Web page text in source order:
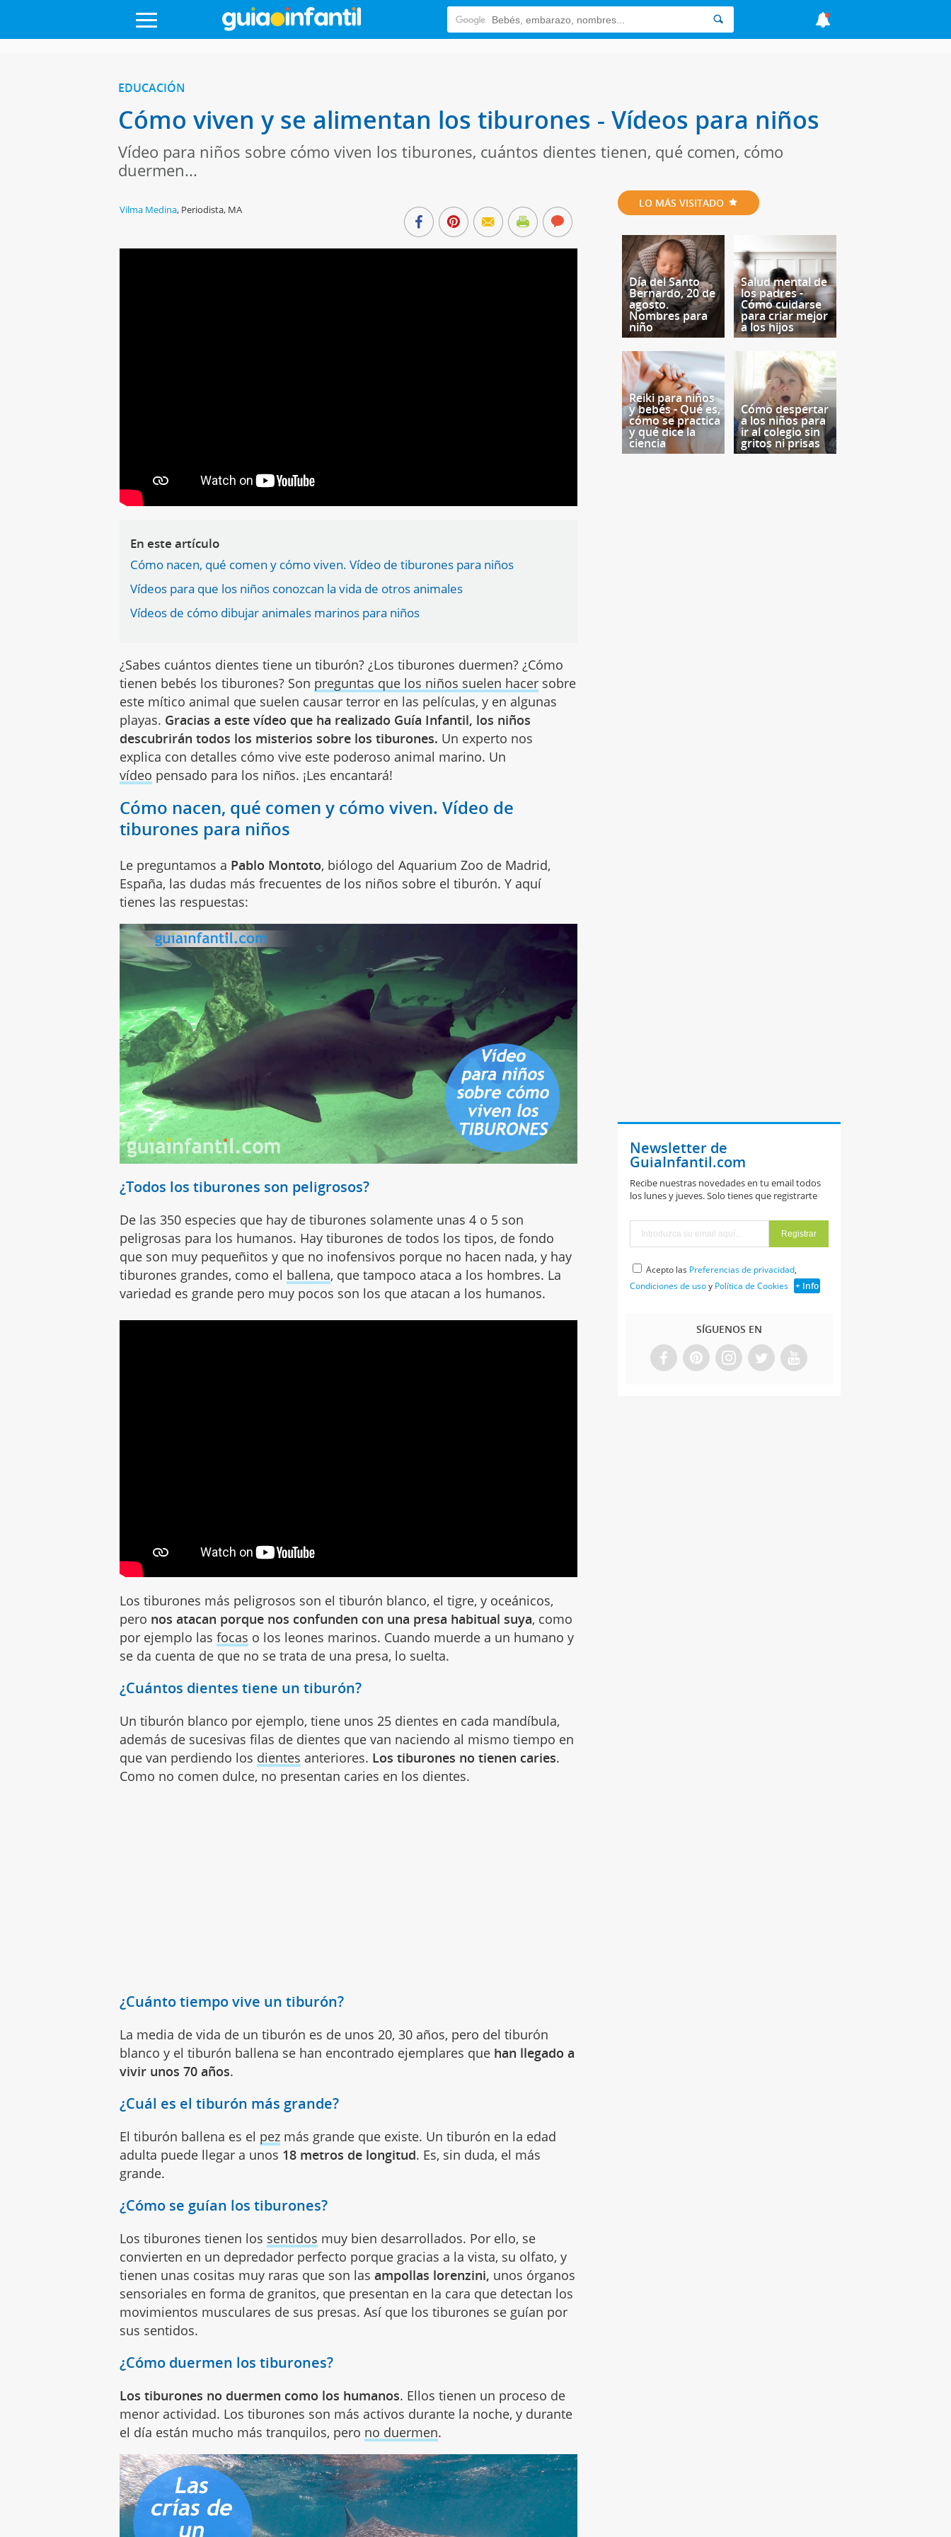
EDUCACIÓN
Cómo viven y se alimentan los tiburones - Vídeos para niños
Vídeo para niños sobre cómo viven los tiburones, cuántos dientes tienen, qué comen, cómo
duermen...
Vilma Medina, Periodista, MA
En este artículo
Cómo nacen, qué comen y cómo viven. Vídeo de tiburones para niños
Vídeos para que los niños conozcan la vida de otros animales
Vídeos de cómo dibujar animales marinos para niños
¿Sabes cuántos dientes tiene un tiburón? ¿Los tiburones duermen? ¿Cómo
tienen bebés los tiburones? Son preguntas que los niños suelen hacer sobre
este mítico animal que suelen causar terror en las películas, y en algunas
playas. Gracias a este vídeo que ha realizado Guía Infantil, los niños
descubrirán todos los misterios sobre los tiburones. Un experto nos
explica con detalles cómo vive este poderoso animal marino. Un
vídeo pensado para los niños. ¡Les encantará!
Cómo nacen, qué comen y cómo viven. Vídeo de
tiburones para niños
Le preguntamos a Pablo Montoto, biólogo del Aquarium Zoo de Madrid,
España, las dudas más frecuentes de los niños sobre el tiburón. Y aquí
tienes las respuestas:
¿Todos los tiburones son peligrosos?
De las 350 especies que hay de tiburones solamente unas 4 o 5 son
peligrosas para los humanos. Hay tiburones de todos los tipos, de fondo
que son muy pequeñitos y que no inofensivos porque no hacen nada, y hay
tiburones grandes, como el ballena, que tampoco ataca a los hombres. La
variedad es grande pero muy pocos son los que atacan a los humanos.
Los tiburones más peligrosos son el tiburón blanco, el tigre, y oceánicos,
pero nos atacan porque nos confunden con una presa habitual suya, como
por ejemplo lasfocas o los leones marinos. Cuando muerde a un humano y
se da cuenta de que no se trata de una presa, lo suelta.
¿Cuántos dientes tiene un tiburón?
Un tiburón blanco por ejemplo, tiene unos 25 dientes en cada mandíbula,
además de sucesivas filas de dientes que van naciendo al mismo tiempo en
que van perdiendo los dientes anteriores. Los tiburones no tienen caries.
Como no comen dulce, no presentan caries en los dientes.
¿Cuánto tiempo vive un tiburón?
La media de vida de un tiburón es de unos 20, 30 años, pero del tiburón
blanco y el tiburón ballena se han encontrado ejemplares que han llegado a
vivir unos 70 años.
¿Cuál es el tiburón más grande?
El tiburón ballena es el pez más grande que existe. Un tiburón en la edad
adulta puede llegar a unos 18 metros de longitud. Es, sin duda, el más
grande.
¿Cómo se guían los tiburones?
Los tiburones tienen los sentidos muy bien desarrollados. Por ello, se
convierten en un depredador perfecto porque gracias a la vista, su olfato, y
tienen unas cositas muy raras que son lasampollas lorenzini, unos órganos
sensoriales en forma de granitos, que presentan en la cara que detectan los
movimientos musculares de sus presas. Así que los tiburones se guían por
sus sentidos.
¿Cómo duermen los tiburones?
Los tiburones no duermen como los humanos. Ellos tienen un proceso de
menor actividad. Los tiburones son más activos durante la noche, y durante
el día están mucho más tranquilos, pero no duermen.
LO MÁS VISITADO
Día del Santo
Bernardo, 20 de
agosto.
Nombres para
niño
Salud mental de
los padres -
Cómo cuidarse
para criar mejor
a los hijos
Reiki para niños
y bebés - Qué es,
cómo se practica
y qué dice la
ciencia
Cómo despertar
a los niños para
ir al colegio sin
gritos ni prisas
Newsletter de
GuiaInfantil.com
Recibe nuestras novedades en tu email todos
los lunes y jueves. Solo tienes que registrarte
Acepto las Preferencias de privacidad,
Condiciones de usoy Política de Cookies + Info
SÍGUENOS EN